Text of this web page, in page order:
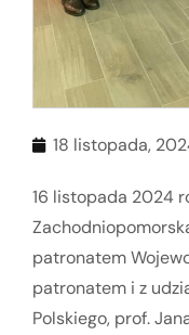
18 listopada,
16 listopada 2024
patronatem
patronatem i z
Polskiego, prof.